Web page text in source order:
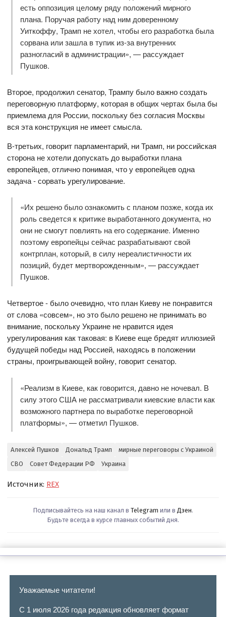
есть оппозиция целому ряду положений мирного
плана. Поручая работу над ним доверенному
Уиткоффу, Трамп не хотел, чтобы его разработка была
сорвана или зашла в тупик из-за внутренних
разногласий в администрации», — рассуждает
Пушков.
Второе, продолжил сенатор, Трампу было важно создать
переговорную платформу, которая в общих чертах была бы
приемлема для России, поскольку без согласия Москвы
вся эта конструкция не имеет смысла.
В-третьих, говорит парламентарий, ни Трамп, ни российская
сторона не хотели допускать до выработки плана
европейцев, отлично понимая, что у европейцев одна
задача - сорвать урегулирование.
«Их решено было ознакомить с планом позже, когда их
роль сведется к критике выработанного документа, но
они не смогут повлиять на его содержание. Именно
поэтому европейцы сейчас разрабатывают свой
контрплан, который, в силу нереалистичности их
позиций, будет мертворожденным», — рассуждает
Пушков.
Четвертое - было очевидно, что план Киеву не понравится
от слова «совсем», но это было решено не принимать во
внимание, поскольку Украине не нравится идея
урегулирования как таковая: в Киеве еще бредят иллюзией
будущей победы над Россией, находясь в положении
страны, проигрывающей войну, говорит сенатор.
«Реализм в Киеве, как говорится, давно не ночевал. В
силу этого США не рассматривали киевские власти как
возможного партнера по выработке переговорной
платформы», — отметил Пушков.
Алексей Пушков Дональд Трамп
мирные переговоры с Украиной
СВО
Совет Федерации РФ Украина
Источник: REX
Подписывайтесь на наш канал в Telegram или в Дзен.
Будьте всегда в курсе главных событий дня.
Уважаемые читатели!
С 1 июля 2026 года редакция обновляет формат